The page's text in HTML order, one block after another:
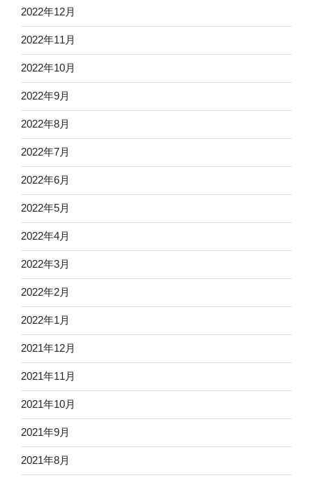
2022年12月
2022年11月
2022年10月
2022年9月
2022年8月
2022年7月
2022年6月
2022年5月
2022年4月
2022年3月
2022年2月
2022年1月
2021年12月
2021年11月
2021年10月
2021年9月
2021年8月